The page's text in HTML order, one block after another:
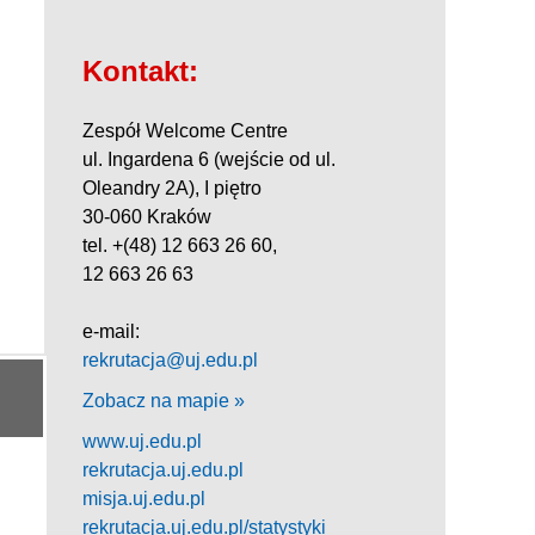
Kontakt:
Zespół Welcome Centre
ul. Ingardena 6 (wejście od ul.
Oleandry 2A), I piętro
30-060 Kraków
tel. +(48) 12 663 26 60,
12 663 26 63
e-mail:
rekrutacja@uj.edu.pl
Zobacz na mapie »
www.uj.edu.pl
rekrutacja.uj.edu.pl
misja.uj.edu.pl
rekrutacja.uj.edu.pl/statystyki